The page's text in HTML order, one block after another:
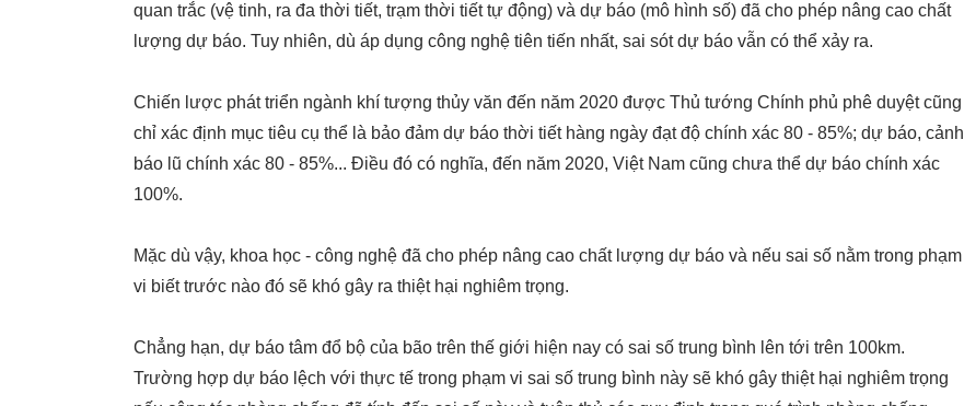
quan trắc (vệ tinh, ra đa thời tiết, trạm thời tiết tự động) và dự báo (mô hình số) đã cho phép nâng cao chất
lượng dự báo. Tuy nhiên, dù áp dụng công nghệ tiên tiến nhất, sai sót dự báo vẫn có thể xảy ra.
Chiến lược phát triển ngành khí tượng thủy văn đến năm 2020 được Thủ tướng Chính phủ phê duyệt cũng
chỉ xác định mục tiêu cụ thể là bảo đảm dự báo thời tiết hàng ngày đạt độ chính xác 80 - 85%; dự báo, cảnh
báo lũ chính xác 80 - 85%... Điều đó có nghĩa, đến năm 2020, Việt Nam cũng chưa thể dự báo chính xác
100%.
Mặc dù vậy, khoa học - công nghệ đã cho phép nâng cao chất lượng dự báo và nếu sai số nằm trong phạm
vi biết trước nào đó sẽ khó gây ra thiệt hại nghiêm trọng.
Chẳng hạn, dự báo tâm đổ bộ của bão trên thế giới hiện nay có sai số trung bình lên tới trên 100km.
Trường hợp dự báo lệch với thực tế trong phạm vi sai số trung bình này sẽ khó gây thiệt hại nghiêm trọng